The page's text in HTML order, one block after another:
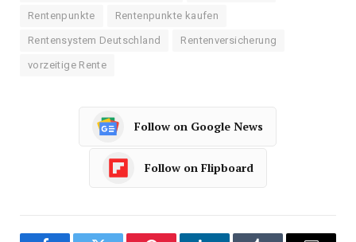
Rentenpunkte Rentenpunkte kaufen
Rentensystem Deutschland Rentenversicherung
vorzeitige Rente
Follow on Google News
Follow on Flipboard